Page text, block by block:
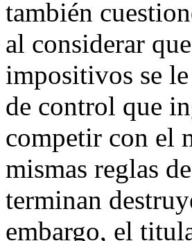
también
al considerar
impositivos se
de control que
competir con el
mismas reglas
terminan
embargo, el